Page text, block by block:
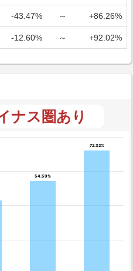
-43.47% ～ +86.26%
-12.60% ～ +92.02%
ナス圏あり
54.59%
54.59%
72.32%
72.32%